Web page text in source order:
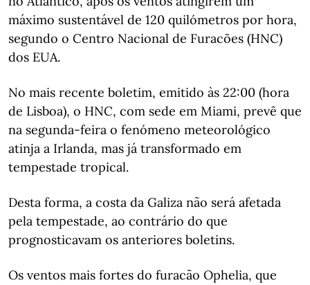
máximo sustentável de 120 quilómetros por hora,
segundo o Centro Nacional de Furacões (HNC)
dos EUA.
No mais recente boletim, emitido às 22:00 (hora
de Lisboa), o HNC, com sede em Miami, prevê que
na segunda-feira o fenómeno meteorológico
atinja a Irlanda, mas já transformado em
tempestade tropical.
Desta forma, a costa da Galiza não será afetada
pela tempestade, ao contrário do que
prognosticavam os anteriores boletins.
Os ventos mais fortes do furacão Ophelia, que